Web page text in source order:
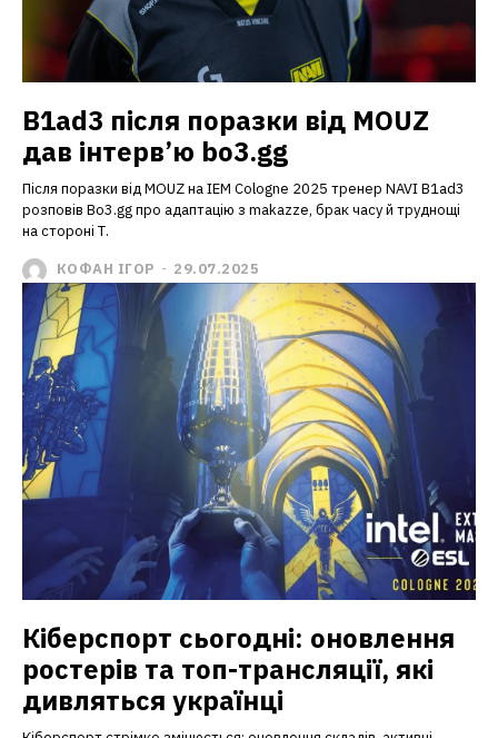
B1ad3 після поразки від MOUZ
дав інтерв’ю bo3.gg
Після поразки від MOUZ на IEM Cologne 2025 тренер NAVI B1ad3
розповів Bo3.gg про адаптацію з makazze, брак часу й труднощі
на стороні Т.
КОФАН ІГОР - 29.07.2025
Кіберспорт сьогодні: оновлення
ростерів та топ-трансляції, які
дивляться українці